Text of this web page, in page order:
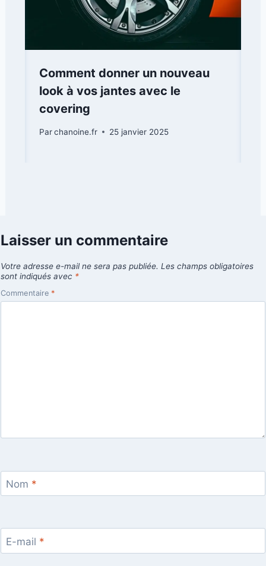
Comment donner un nouveau
look à vos jantes avec le
covering
Parchanoine.fr 25 janvier 2025
Laisser un commentaire
Votre adresse e-mail ne sera pas publiée. Les champs obligatoires
sont indiqués avec *
Commentaire *
Nom *
E-mail *